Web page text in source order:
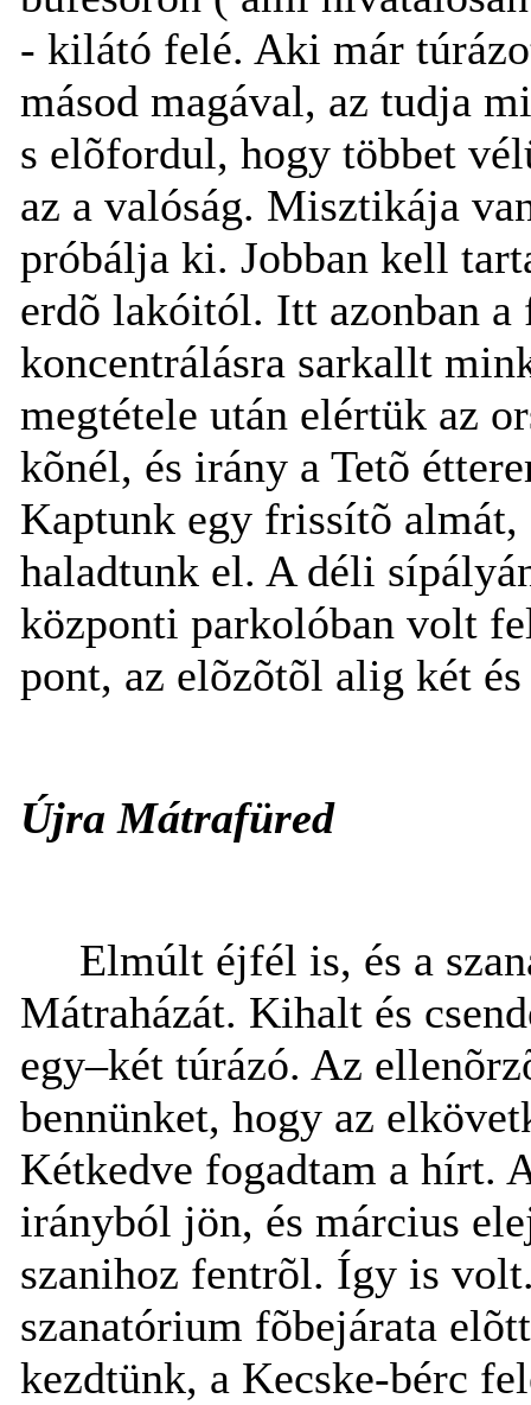
- kilátó felé. Aki már
másod magával, az tudja
s elõfordul, hogy többet
az a valóság. Misztikája
próbálja ki. Jobban kell
erdõ lakóitól. Itt azonban a
koncentrálásra sarkallt
megtétele után elértük az
kõnél, és irány a Tetõ
Kaptunk egy frissítõ almát,
haladtunk el. A déli
központi parkolóban volt
pont, az elõzõtõl alig két
Újra Mátrafüred
Elmúlt éjfél is, és a
Mátraházát. Kihalt és
egy–két túrázó. Az
bennünket, hogy az
Kétkedve fogadtam a hírt.
irányból jön, és március
szanihoz fentrõl. Így is
szanatórium fõbejárata
kezdtünk, a Kecske-bérc